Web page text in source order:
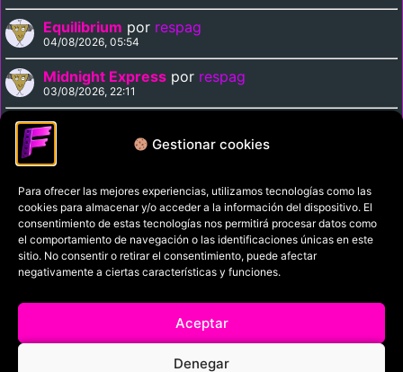
Gestionar cookies
Para ofrecer las mejores experiencias, utilizamos tecnologías como las
cookies para almacenar y/o acceder a la información del dispositivo. El
consentimiento de estas tecnologías nos permitirá procesar datos como
el comportamiento de navegación o las identificaciones únicas en este
sitio. No consentir o retirar el consentimiento, puede afectar
negativamente a ciertas características y funciones.
Aceptar
Denegar
Equilibrium por respag
04/08/2026, 05:54
Midnight Express por respag
03/08/2026, 22:11
Magnolia
03/08/2026, 21:29
Política de privacidad
Términos y condiciones
Política de cookies
Filmaniak (2026)